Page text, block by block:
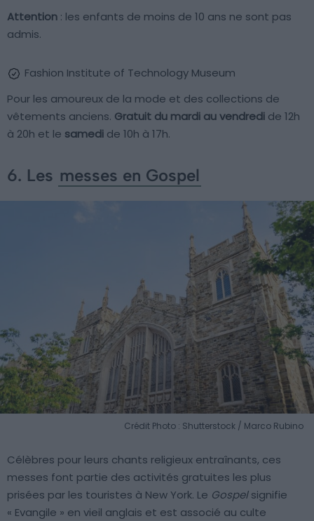
Attention : les enfants de moins de 10 ans ne sont pas
admis.
Fashion Institute of Technology Museum
Pour les amoureux de la mode et des collections de
vêtements anciens. Gratuit du mardi au vendredi de 12h
à 20h et le samedi de 10h à 17h.
6. Les messes en Gospel
Crédit Photo : Shutterstock / Marco Rubino
Célèbres pour leurs chants religieux entraînants, ces
messes font partie des activités gratuites les plus
prisées par les touristes à New York. Le Gospelsignifie
« Evangile » en vieil anglais et est associé au culte